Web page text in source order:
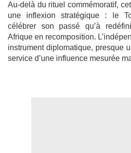
Au-delà du rituel commémoratif,
une inflexion stratégique : le
célébrer son passé qu’à
Afrique en recomposition.
instrument diplomatique, presque
service d’une influence mesurée